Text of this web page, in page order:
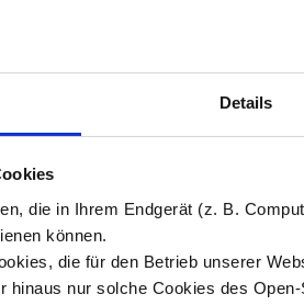
Details
die in Ihrem Endgerät (z. B.
können.
die für den Betrieb unserer
hinaus nur solche Cookies des
materiale fotografico sono